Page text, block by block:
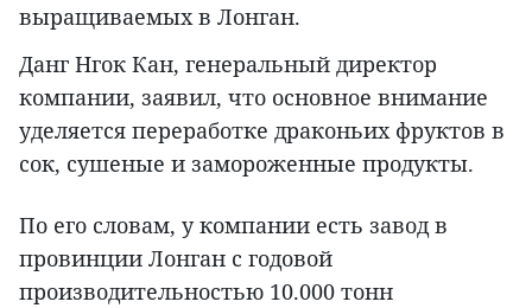
выращиваемых в Лонган.
Данг Нгок Кан, генеральный директор
компании, заявил, что основное внимание
уделяется переработке драконьих фруктов в
сок, сушеные и замороженные продукты.
По его словам, у компании есть завод в
провинции Лонган с годовой
производительностью 10.000 тонн